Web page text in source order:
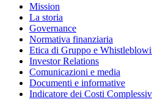
Mission
La storia
Governance
Normativa finanziaria
Etica di Gruppo e
Investor Relations
Comunicazioni e media
Documenti e informative
Indicatore dei Costi